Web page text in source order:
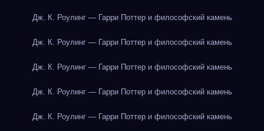
Дж. К. Роулинг — Гарри Поттер и философский камень
Дж. К. Роулинг — Гарри Поттер и философский камень
Дж. К. Роулинг — Гарри Поттер и философский камень
Дж. К. Роулинг — Гарри Поттер и философский камень
Дж. К. Роулинг — Гарри Поттер и философский камень